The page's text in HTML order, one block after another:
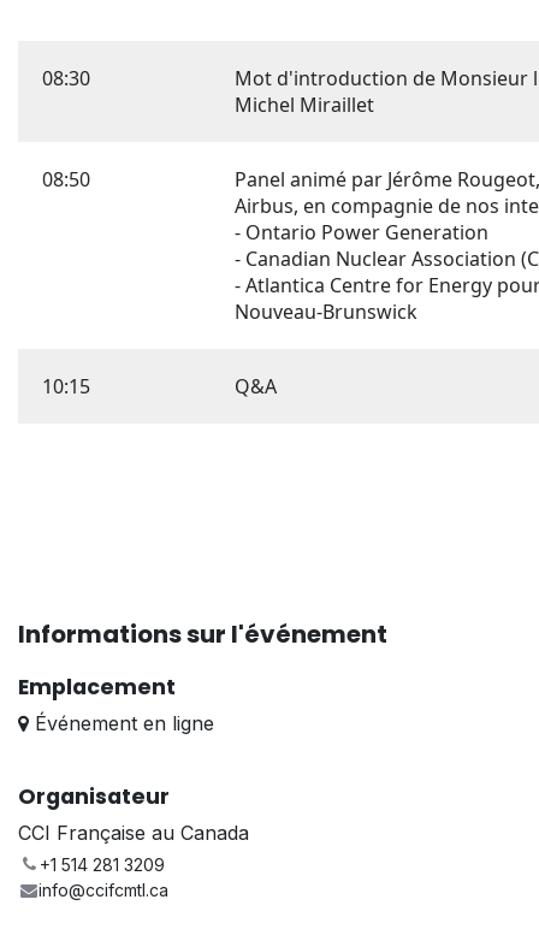
08:30
Mot d'introduction de Monsieur
Michel Miraillet
08:50
Panel animé par Jérôme
Airbus, en compagnie de nos
- Ontario Power Generation
- Canadian Nuclear Association
- Atlantica Centre for Energy
Nouveau-Brunswick
10:15 Q&A
Informations sur l'événement
Emplacement
Événement en ligne
Organisateur
CCI Française au Canada
+1 514 281 3209
info@ccifcmtl.ca